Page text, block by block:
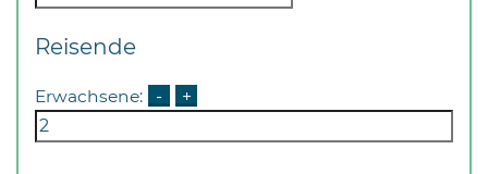
Reisende
Erwachsene: - +